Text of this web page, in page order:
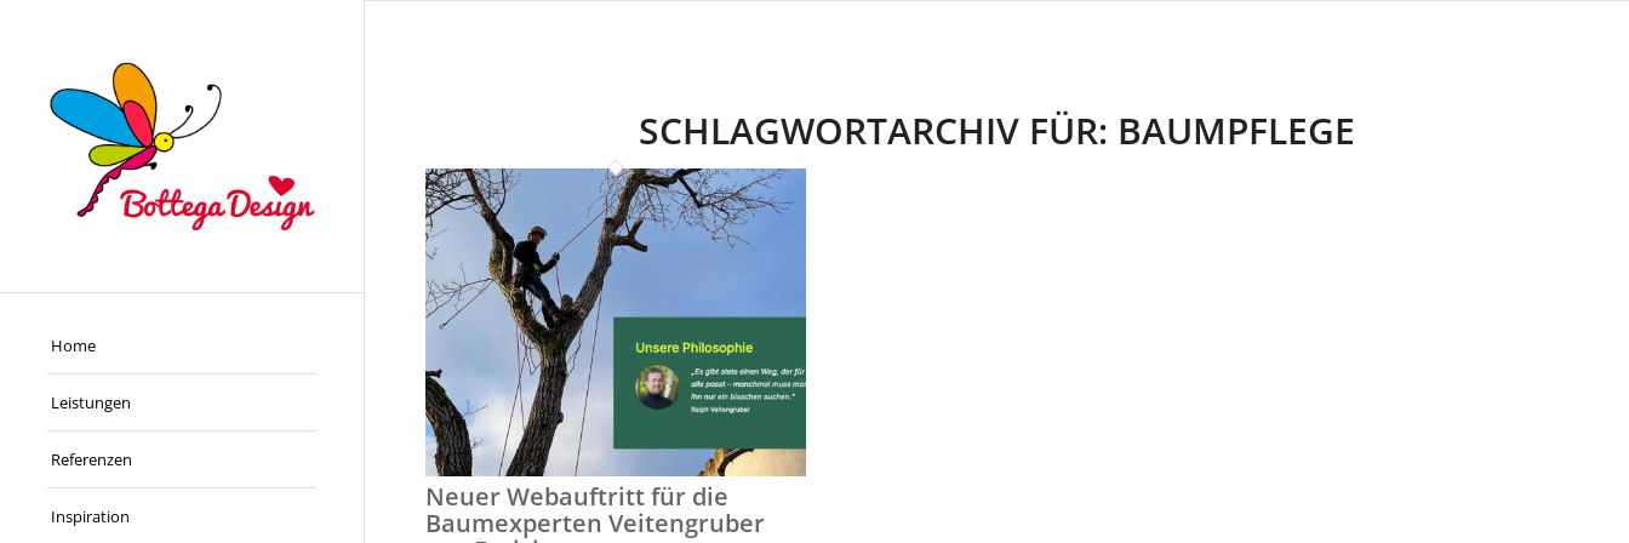
Home
Leistungen
Referenzen
Inspiration
SCHLAGWORTARCHIV FÜR: BAUMPFLEGE
Neuer Webauftritt für die
Baumexperten Veitengruber